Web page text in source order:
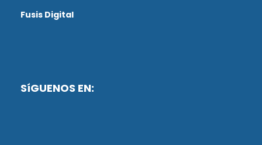
Fusis Digital
SíGUENOS EN: